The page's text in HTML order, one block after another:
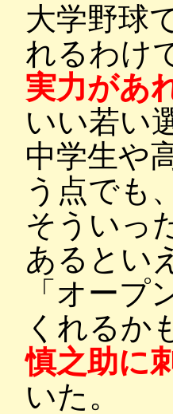
大学野球
れるわけ
実力があ
いい若い
中学生や
う点でも
そういっ
あるとい
「オー
くれる
慎之助に
いた。